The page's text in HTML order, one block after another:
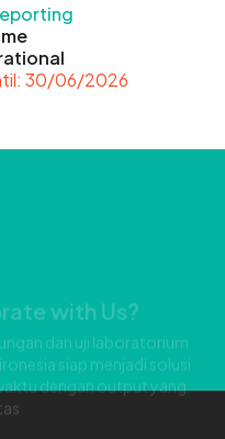
30/06/2026
siap menjadi solusi
dengan output yang